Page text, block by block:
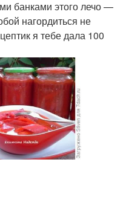
банками этого лечо —
нагордиться не
я тебе дала 100